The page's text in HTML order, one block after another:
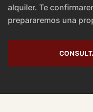
alquiler. Te
prepararemos una